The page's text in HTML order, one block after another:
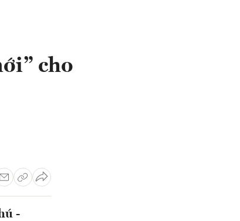
cho
-